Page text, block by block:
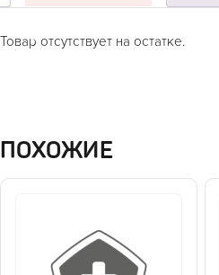
Товар отсутствует на остатке.
ПОХОЖИЕ